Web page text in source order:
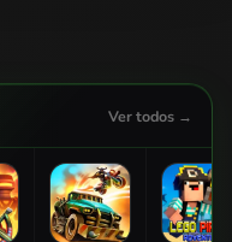
Ver todos →